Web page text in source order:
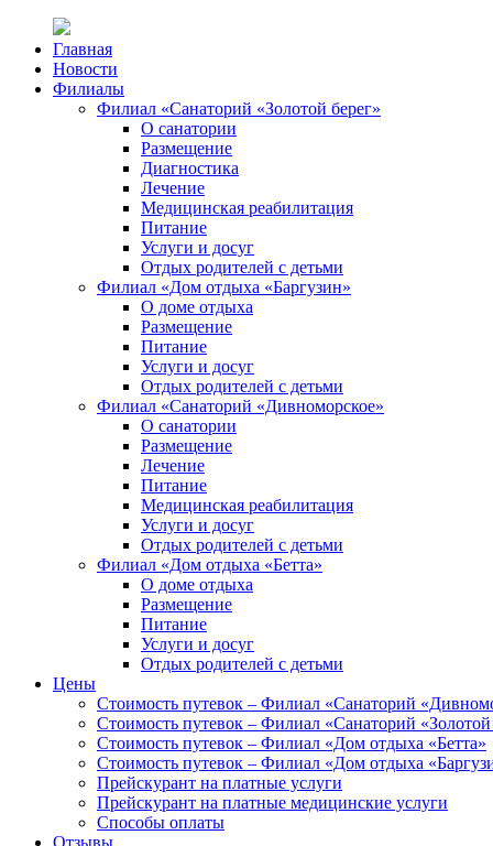
Главная
Новости
Филиалы
Филиал «Санаторий «Золотой берег»
О санатории
Размещение
Диагностика
Лечение
Медицинская реабилитация
Питание
Услуги и досуг
Отдых родителей с детьми
Филиал «Дом отдыха «Баргузин»
О доме отдыха
Размещение
Питание
Услуги и досуг
Отдых родителей с детьми
Филиал «Санаторий «Дивноморское»
О санатории
Размещение
Лечение
Питание
Медицинская реабилитация
Услуги и досуг
Отдых родителей с детьми
Филиал «Дом отдыха «Бетта»
О доме отдыха
Размещение
Питание
Услуги и досуг
Отдых родителей с детьми
Цены
Стоимость путевок – Филиал «Санаторий
Стоимость путевок – Филиал «Санаторий «Золотой
Стоимость путевок – Филиал «Дом отдыха «Бетта»
Стоимость путевок – Филиал «Дом отдыха
Прейскурант на платные услуги
Прейскурант на платные медицинские услуги
Способы оплаты
Отзывы